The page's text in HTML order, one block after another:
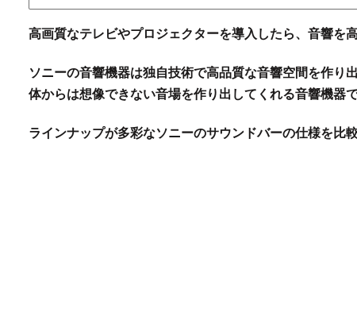
高画質なテレビやプロジェクターを導入したら、音響を
ソニーの音響機器は独自技術で高品質な音響空間を作
体からは想像できない音場を作り出してくれる音響機器
ラインナップが多彩なソニーのサウンドバーの仕様を比